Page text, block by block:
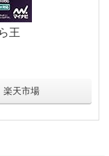
王
楽天市場